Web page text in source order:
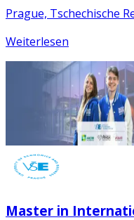
Prague, Tschechische
Weiterlesen
Master in